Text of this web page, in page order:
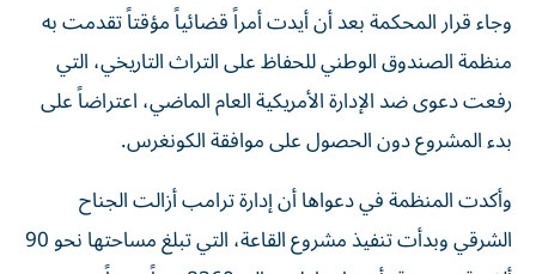
وجاء قرار المحكمة بعد أن أيدت أمراً قضائياً مؤقتاً تقدمت به
منظمة الصندوق الوطني للحفاظ على التراث التاريخي، التي
رفعت دعوى ضد الإدارة الأمريكية العام الماضي، اعتراضاً على
بدء المشروع دون الحصول على موافقة الكونغرس.
وأكدت المنظمة في دعواها أن إدارة ترامب أزالت الجناح
الشرقي وبدأت تنفيذ مشروع القاعة، التي تبلغ مساحتها نحو 90